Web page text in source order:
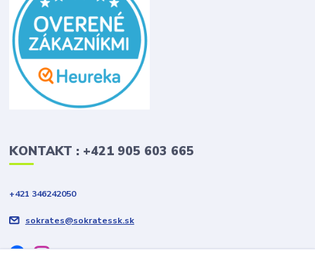
KONTAKT : +421 905 603 665
+421 346242050
sokrates@sokratessk.sk